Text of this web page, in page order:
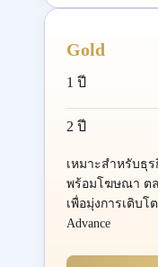
Gold
1 ปี
2 ปี
เหมาะสำหรับธุ
พร้อมโฆษณา ตล
เพื่อมุ่งการเติบโ
Advance